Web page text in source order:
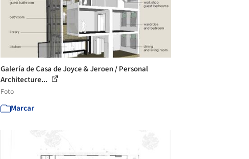
Galería de Casa de Joyce & Jeroen / Personal
Architecture...
Foto
Marcar